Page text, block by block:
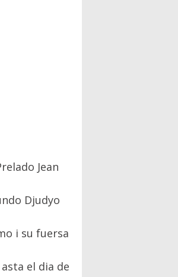
Jean
Djudyo
i su fuersa
el dia de